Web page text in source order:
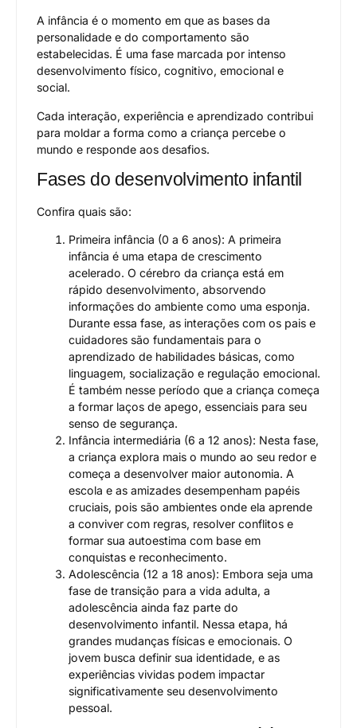
A infância é o momento em que as bases da
personalidade e do comportamento são
estabelecidas. É uma fase marcada por intenso
desenvolvimento físico, cognitivo, emocional e
social.
Cada interação, experiência e aprendizado contribui
para moldar a forma como a criança percebe o
mundo e responde aos desafios.
Fases do desenvolvimento infantil
Confira quais são:
Primeira infância (0 a 6 anos): A primeira
infância é uma etapa de crescimento
acelerado. O cérebro da criança está em
rápido desenvolvimento, absorvendo
informações do ambiente como uma esponja.
Durante essa fase, as interações com os pais e
cuidadores são fundamentais para o
aprendizado de habilidades básicas, como
linguagem, socialização e regulação emocional.
É também nesse período que a criança começa
a formar laços de apego, essenciais para seu
senso de segurança.
Infância intermediária (6 a 12 anos): Nesta fase,
a criança explora mais o mundo ao seu redor e
começa a desenvolver maior autonomia. A
escola e as amizades desempenham papéis
cruciais, pois são ambientes onde ela aprende
a conviver com regras, resolver conflitos e
formar sua autoestima com base em
conquistas e reconhecimento.
Adolescência (12 a 18 anos): Embora seja uma
fase de transição para a vida adulta, a
adolescência ainda faz parte do
desenvolvimento infantil. Nessa etapa, há
grandes mudanças físicas e emocionais. O
jovem busca definir sua identidade, e as
experiências vividas podem impactar
significativamente seu desenvolvimento
pessoal.